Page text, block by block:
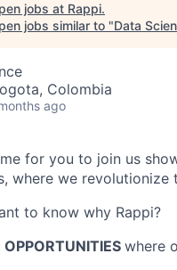
jobs at Rappi.
jobs similar to "Data
Colombia
ago
for you to join us
where we revolutionize
to know why Rappi?
OPPORTUNITIES where